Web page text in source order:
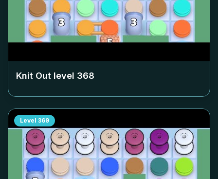
Knit Out level 368
Level 369